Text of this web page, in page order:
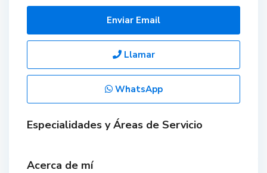
Enviar Email
Llamar
WhatsApp
Especialidades y Áreas de Servicio
Acerca de mí